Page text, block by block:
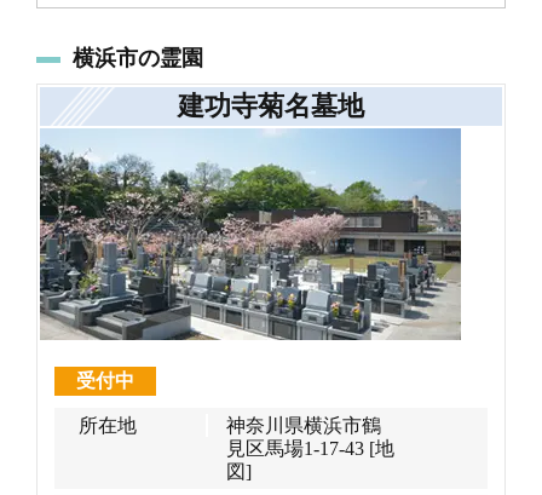
横浜市の霊園
建功寺菊名墓地
受付中
所在地
神奈川県横浜市鶴
見区馬場1-17-43 [地
図]